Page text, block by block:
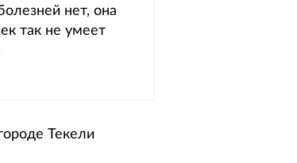
нет, она
так не умеет
Текели